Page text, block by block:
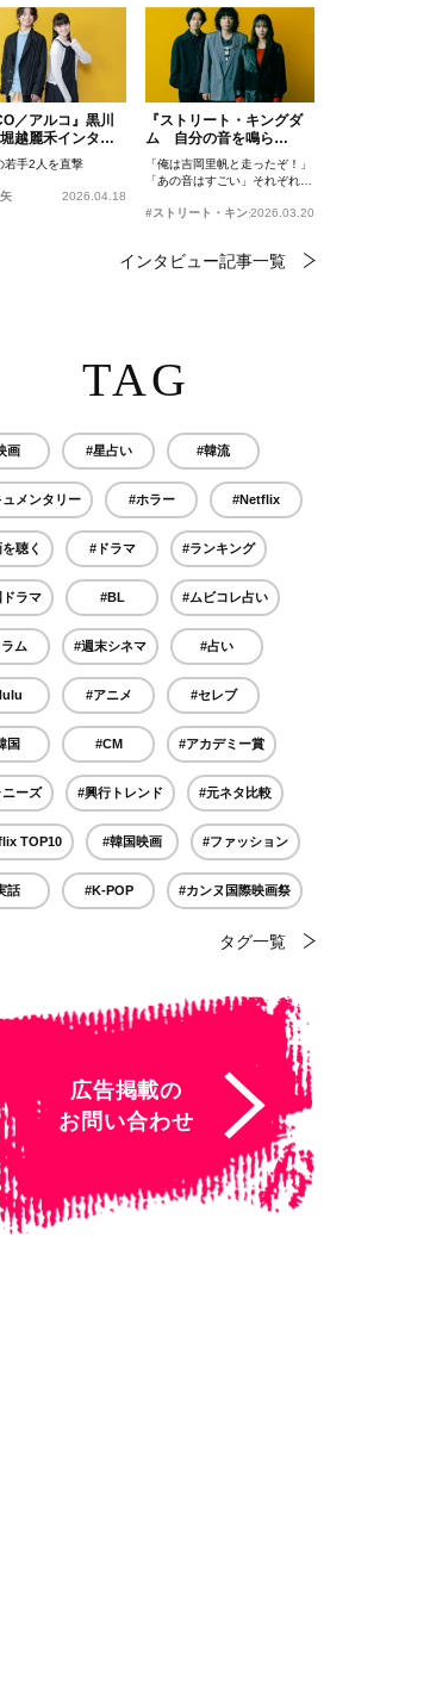
／アルコ』黒川
越麗禾インタビ
若手2人を直撃
2026.04.18
『ストリート・キングダ
ム 自分の音を鳴ら
せ。』峯田和伸、若葉竜
也、吉岡里帆インタビュ
ー
「俺は吉岡里帆と走ったぞ！」
「あの音はすごい」それぞれの
#ストリート・キングダム 自分の音を鳴らせ。
2026.03.20
インタビュー記事一覧
TAG
画 #星占い #韓流
メンタリー #ホラー #Netflix
聴く #ドラマ #ランキング
ラマ #BL #ムビコレ占い
ム #週末シネマ #占い
#アニメ #セレブ
国 #CM #アカデミー賞
ーズ #興行トレンド #元ネタ比較
TOP10 #韓国映画 #ファッション
話 #K-POP #カンヌ国際映画祭
タグ一覧
広告掲載の
お問い合わせ